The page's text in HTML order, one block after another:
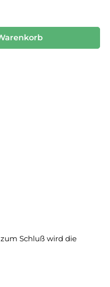
die Schaltflächen um die
Schluß wird die